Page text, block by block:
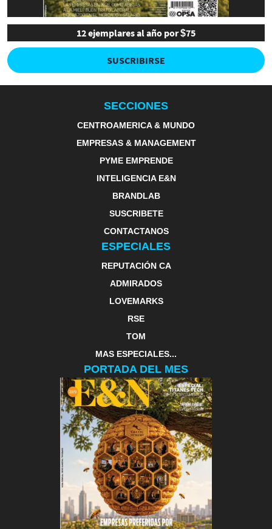
12 ejemplares al año por $75
SUSCRIBIRSE
SECCIONES
CENTROAMERICA & MUNDO
EMPRESAS & MANAGEMENT
PYME EMPRENDE
INTELIGENCIA E&N
BRANDLAB
SUSCRIBETE
CONTACTANOS
ESPECIALES
REPUTACIÓN CA
ADMIRADOS
LOVEMARKS
RSE
TOM
MAS ESPECIALES...
PORTADA DEL MES